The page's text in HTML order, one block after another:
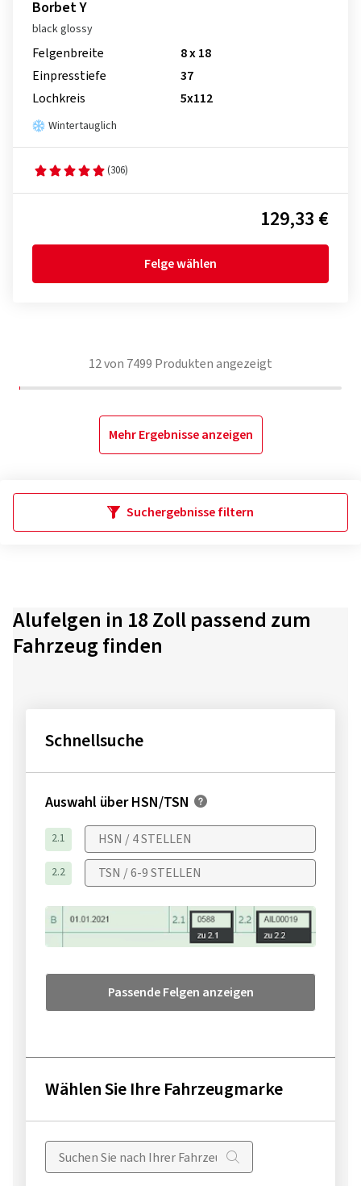
Borbet Y
black glossy
Felgenbreite
8 x 18
Einpresstiefe
37
Lochkreis
5x112
Wintertauglich
(306)
129,33 €
Felge wählen
12von 7499 Produkten angezeigt
Mehr Ergebnisse anzeigen
Suchergebnisse filtern
Alufelgen in 18 Zoll passend zum
Fahrzeug finden
Wählen Sie Ihre Fahrzeugmarke
Schnellsuche
Auswahl über HSN/TSN
2.1
2.2
Passende Felgen anzeigen